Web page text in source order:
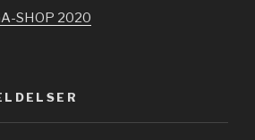
SHOP 2020